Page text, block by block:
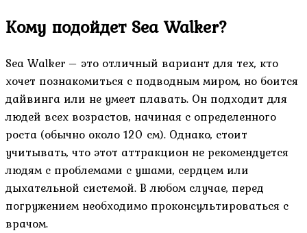
Кому подойдет Sea Walker?
Sea Walker – это отличный вариант для тех, кто
хочет познакомиться с подводным миром, но боится
дайвинга или не умеет плавать. Он подходит для
людей всех возрастов, начиная с определенного
роста (обычно около 120 см). Однако, стоит
учитывать, что этот аттракцион не рекомендуется
людям с проблемами с ушами, сердцем или
дыхательной системой. В любом случае, перед
погружением необходимо проконсультироваться с
врачом.